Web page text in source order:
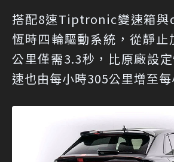
搭配8速Tiptronic變速箱
恆時四輪驅動系統，從靜止
公里僅需3.3秒，比原廠設
速也由每小時305公里增至每